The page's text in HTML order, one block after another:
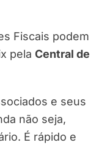
Fiscais podem
pela Central de
e seus
não seja,
É rápido e